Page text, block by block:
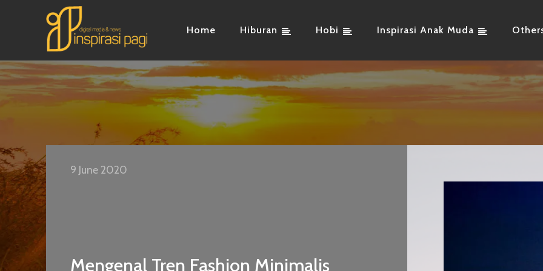
Home Hiburan Hobi Inspirasi Anak Muda
Mengenal Tren Fashion Minimalis
9 June 2020